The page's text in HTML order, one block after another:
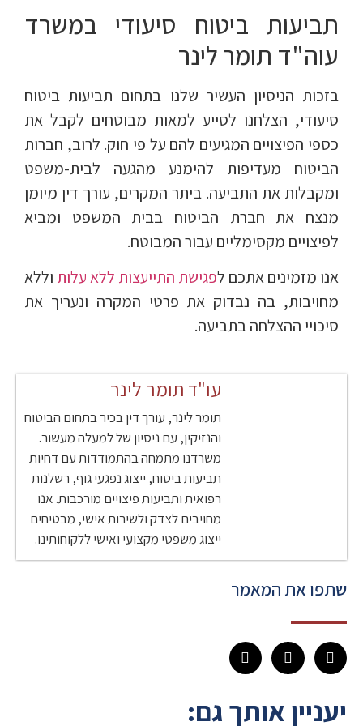
תביעות ביטוח סיעודי במשרד
עוה"ד תומר לינר
בזכות הניסיון העשיר שלנו בתחום תביעות ביטוח
סיעודי, הצלחנו לסייע למאות מבוטחים לקבל את
כספי הפיצויים המגיעים להם על פי חוק. לרוב, חברות
הביטוח מעדיפות להימנע מהגעה לבית-משפט
ומקבלות את התביעה. ביתר המקרים, עורך דין מיומן
מנצח את חברת הביטוח בבית המשפט ומביא
לפיצויים מקסימליים עבור המבוטח.
אנו מזמינים אתכם לפגישת התייעצות ללא עלות וללא
מחויבות, בה נבדוק את פרטי המקרה ונעריך את
סיכויי ההצלחה בתביעה.
עו"ד תומר לינר
תומר לינר, עורך דין בכיר בתחום הביטוח
והנזיקין, עם ניסיון של למעלה מעשור.
משרדנו מתמחה בהתמודדות עם דחיות
תביעות ביטוח, ייצוג נפגעי גוף, רשלנות
רפואית ותביעות פיצויים מורכבות. אנו
מחויבים לצדק ולשירות אישי, מבטיחים
ייצוג משפטי מקצועי ואישי ללקוחותינו.
שתפו את המאמר
יעניין אותך גם: